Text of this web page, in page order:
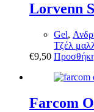
Lorvenn
Gel,
Τζέλ
€9,50
Farcom